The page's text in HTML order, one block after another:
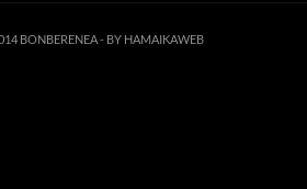
BONBERENEA - BY HAMAIKAWEB